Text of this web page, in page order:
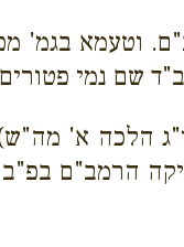
וטעמא בגמ'
שם נמי
הלכה א'
הרמב"ם